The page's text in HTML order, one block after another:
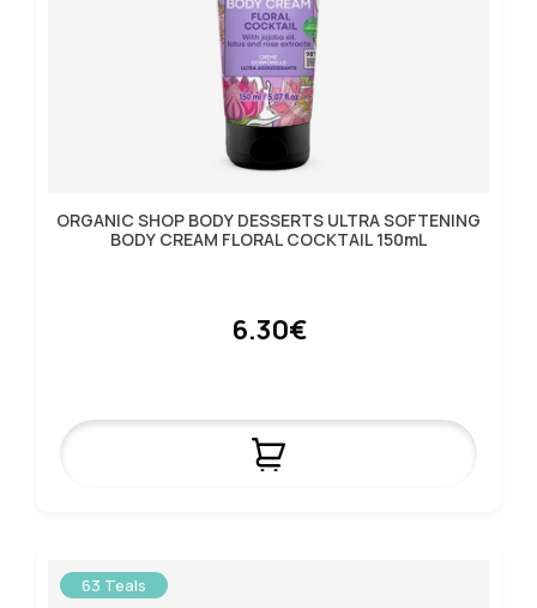
ORGANIC SHOP BODY DESSERTS ULTRA SOFTENING
BODY CREAM FLORAL COCKTAIL 150mL
6.30€
63 Teals